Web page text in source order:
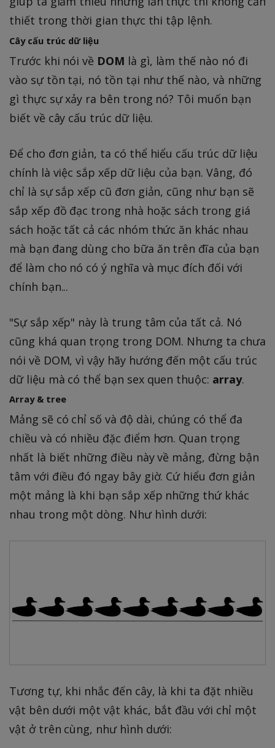
thiết trong thời gian thực thi tập lệnh.
Cây cấu trúc dữ liệu
Trước khi nói về DOM là gì, làm thế nào nó đi
vào sự tồn tại, nó tồn tại như thế nào, và những
gì thực sự xảy ra bên trong nó? Tôi muốn bạn
biết về cây cấu trúc dữ liệu.
Để cho đơn giản, ta có thể hiểu cấu trúc dữ liệu
chính là việc sắp xếp dữ liệu của bạn. Vâng, đó
chỉ là sự sắp xếp cũ đơn giản, cũng như bạn sẽ
sắp xếp đồ đạc trong nhà hoặc sách trong giá
sách hoặc tất cả các nhóm thức ăn khác nhau
mà bạn đang dùng cho bữa ăn trên đĩa của bạn
để làm cho nó có ý nghĩa và mục đích đối với
chính bạn...
"Sự sắp xếp" này là trung tâm của tất cả. Nó
cũng khá quan trọng trong DOM. Nhưng ta chưa
nói về DOM, vì vậy hãy hướng đến một cấu trúc
dữ liệu mà có thể bạn sex quen thuộc: array.
Array & tree
Mảng sẽ có chỉ số và độ dài, chúng có thể đa
chiều và có nhiều đặc điểm hơn. Quan trọng
nhất là biết những điều này về mảng, đừng bận
tâm với điều đó ngay bây giờ. Cứ hiểu đơn giản
một mảng là khi bạn sắp xếp những thứ khác
nhau trong một dòng. Như hình dưới:
Tương tự, khi nhắc đến cây, là khi ta đặt nhiều
vật bên dưới một vật khác, bắt đầu với chỉ một
vật ở trên cùng, như hình dưới: